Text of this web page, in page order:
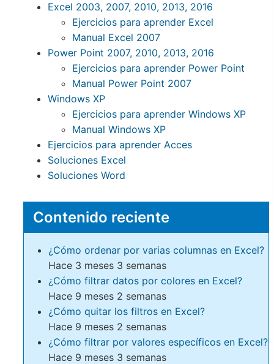
Excel 2003, 2007, 2010, 2013, 2016
Ejercicios para aprender Excel
Manual Excel 2007
Power Point 2007, 2010, 2013, 2016
Ejercicios para aprender Power Point
Manual Power Point 2007
Windows XP
Ejercicios para aprender Windows XP
Manual Windows XP
Ejercicios para aprender Acces
Soluciones Excel
Soluciones Word
Contenido reciente
¿Cómo ordenar por varias columnas en Excel?
Hace 3 meses 3 semanas
¿Cómo filtrar datos por colores en Excel?
Hace 9 meses 2 semanas
¿Cómo quitar los filtros en Excel?
Hace 9 meses 2 semanas
¿Cómo filtrar por valores específicos en Excel?
Hace 9 meses 3 semanas